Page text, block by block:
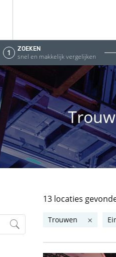
1 ZOEKEN
snel en makkelijk vergelijken
13 locaties
Trouwen